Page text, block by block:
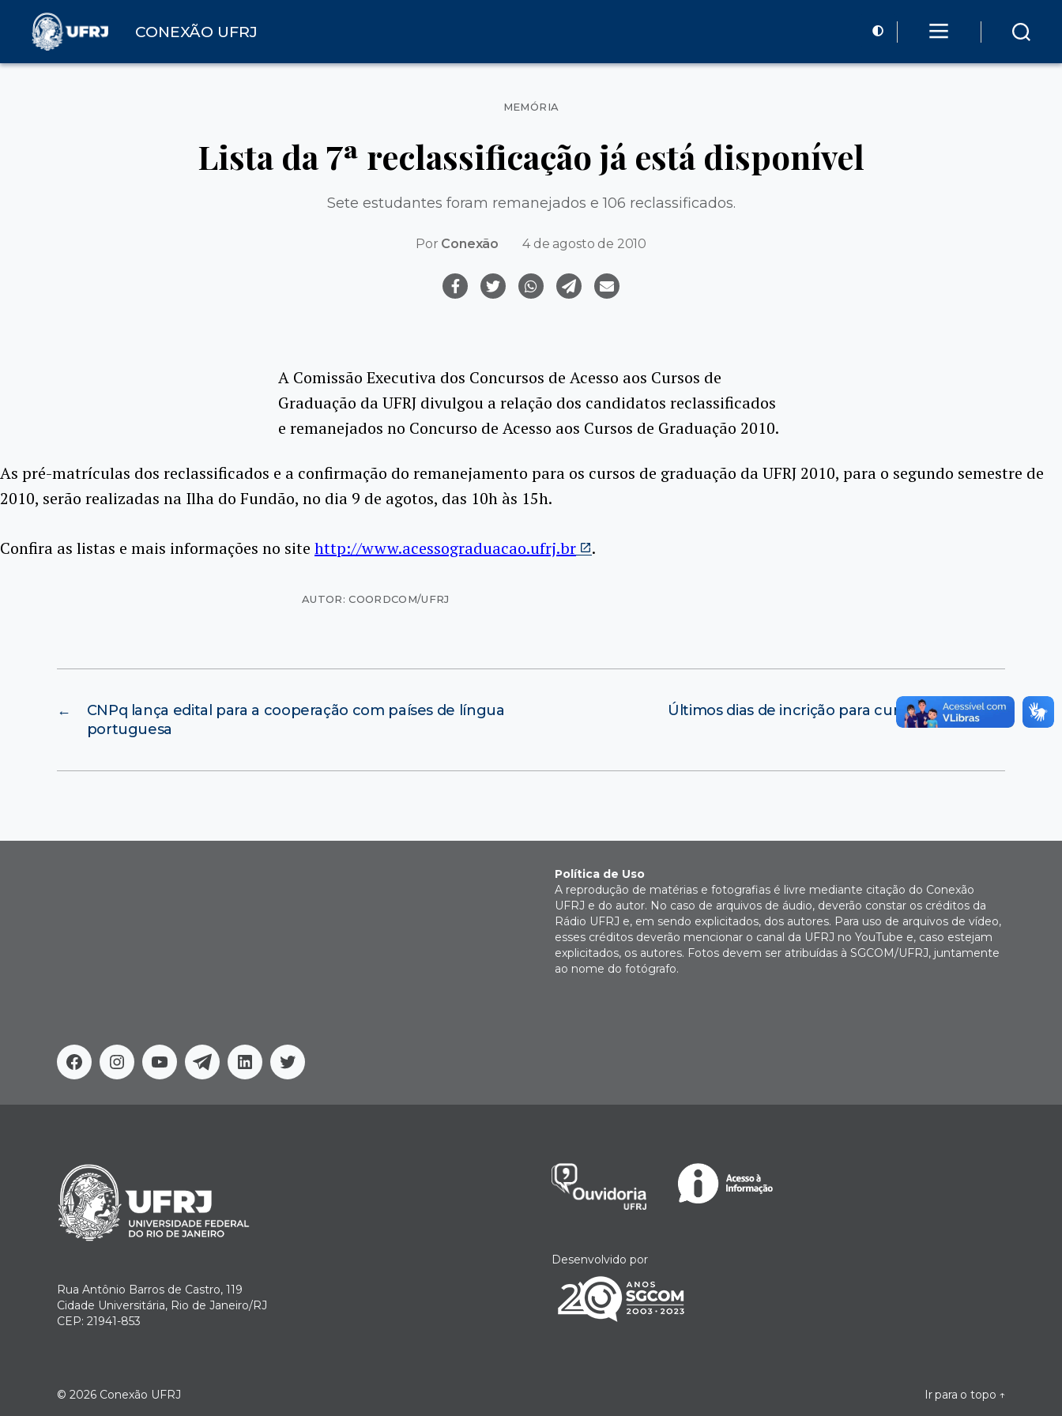
CONEXÃO UFRJ
Categorias
MEMÓRIA
Lista da 7ª reclassificação já está disponível
Sete estudantes foram remanejados e 106 reclassificados.
Por Conexão 4 de agosto de 2010
A Comissão Executiva dos Concursos de Acesso aos Cursos de
Graduação da UFRJ divulgou a relação dos candidatos reclassificados
e remanejados no Concurso de Acesso aos Cursos de Graduação 2010.
As pré-matrículas dos reclassificados e a confirmação do remanejamento para os cursos de graduação da UFRJ 2010, para o segundo semestre de
2010, serão realizadas na Ilha do Fundão, no dia 9 de agotos, das 10h às 15h.
Confira as listas e mais informações no site http://www.acessograduacao.ufrj.br .
AUTOR: COORDCOM/UFRJ
←
CNPq lança edital para a cooperação com países de língua
portuguesa
→
Últimos dias de incrição para curso no Ladif
FacebookInstagram
YoutubeTelegramLinkedinTwitter
Política de Uso
A reprodução de matérias e fotografias é livre mediante citação do Conexão
UFRJ e do autor. No caso de arquivos de áudio, deverão constar os créditos da
Rádio UFRJ e, em sendo explicitados, dos autores. Para uso de arquivos de vídeo,
esses créditos deverão mencionar o canal da UFRJ no YouTube e, caso estejam
explicitados, os autores. Fotos devem ser atribuídas à SGCOM/UFRJ, juntamente
ao nome do fotógrafo.
Rua Antônio Barros de Castro, 119
Cidade Universitária, Rio de Janeiro/RJ
CEP: 21941-853
Desenvolvido por
© 2026 Conexão UFRJ Ir para o topo ↑